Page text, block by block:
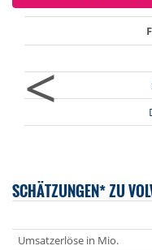
<
SCHÄTZUNGEN* ZU
Umsatzerlöse in Mio.